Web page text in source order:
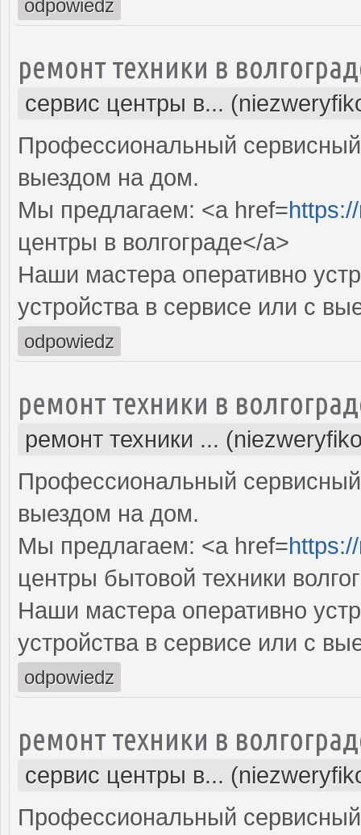
odpowiedz
ремонт техники в
сервис центры в...
Профессиональный
выездом на дом.
Мы предлагаем: <a href=
центры в волгограде</a>
Наши мастера оперативно
устройства в сервисе или с
odpowiedz
ремонт техники в
ремонт техники ...
Профессиональный
выездом на дом.
Мы предлагаем: <a href=
центры бытовой техники
Наши мастера оперативно
устройства в сервисе или с
odpowiedz
ремонт техники в
сервис центры в...
Профессиональный